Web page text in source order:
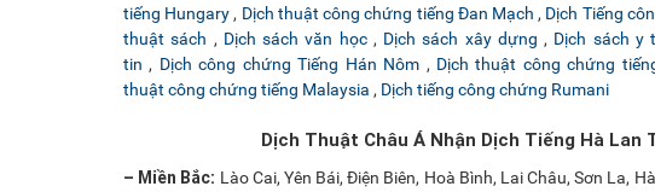
tiếng Hungary, Dịch thuật công chứng tiếng Đan Mạch , Dịch Tiếng
thuật sách , Dịch sách văn học, Dịch sách xây dựng , Dịch sách y
tin , Dịch công chứng Tiếng Hán Nôm , Dịch thuật công chứng
thuật công chứng tiếng Malaysia , Dịch tiếng công chứng Rumani
Dịch Thuật Châu Á Nhận Dịch Tiếng Hà
– Miền Bắc: Lào Cai, Yên Bái, Điện Biên, Hoà Bình, Lai Châu, Sơn La,